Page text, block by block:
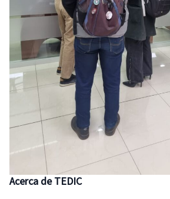
Acerca de TEDIC